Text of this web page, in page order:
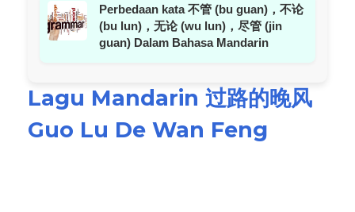
Perbedaan kata 不管 (bu guan)，不论
(bu lun)，无论 (wu lun)，尽管 (jin
guan) Dalam Bahasa Mandarin
Lagu Mandarin 过路的晚风
Guo Lu De Wan Feng